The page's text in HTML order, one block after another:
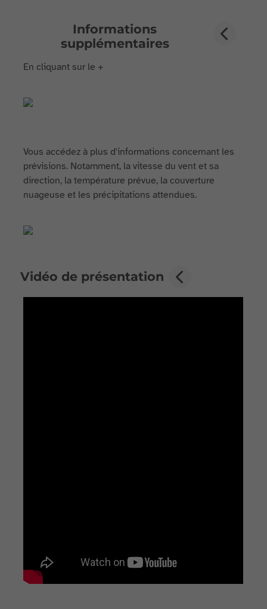
Informations
supplémentaires
En cliquant sur le +
Vous accédez à plus d'informations concernant les
prévisions. Notamment, la vitesse du vent et sa
direction, la température prévue, la couverture
nuageuse et les précipitations attendues.
Vidéo de présentation